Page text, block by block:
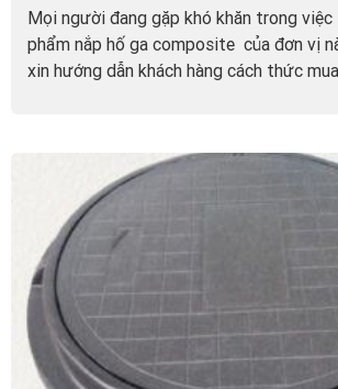
Mọi người đang gặp khó khăn trong việc
phẩm nắp hố ga composite của đơn vị
xin hướng dẫn khách hàng cách thức